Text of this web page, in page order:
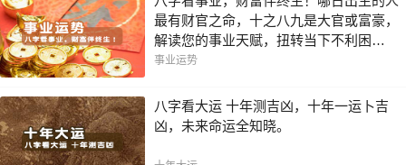
最有财官之命，十之八九是大官或富豪，
解读您的事业天赋，扭转当下不利困
局！！
事业运势
八字看大运 十年测吉凶，十年一运卜吉
凶，未来命运全知晓。